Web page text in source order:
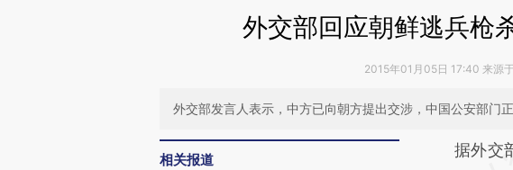
外交部回应朝鲜逃兵枪
2015年01月05日 17:40 来源于
外交部发言人表示，中方已向朝方提出交涉，中国公安部门
相关报道
请务必在
据外交部